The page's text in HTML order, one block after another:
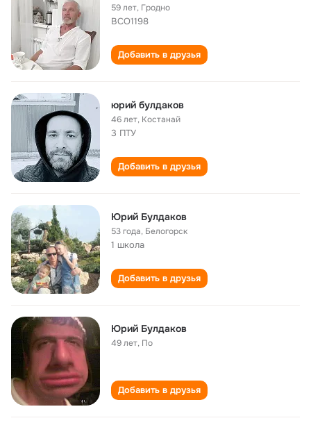
59 лет, Гродно
ВСО1198
Добавить в друзья
юрий булдаков
46 лет, Костанай
3 ПТУ
Добавить в друзья
Юрий Булдаков
53 года, Белогорск
1 школа
Добавить в друзья
Юрий Булдаков
49 лет, По
Добавить в друзья